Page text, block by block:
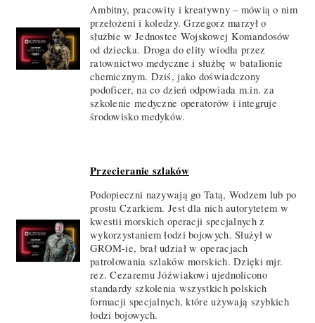
Ambitny, pracowity i kreatywny – mówią o nim
przełożeni i koledzy. Grzegorz marzył o
służbie w Jednostce Wojskowej Komandosów
od dziecka. Droga do elity wiodła przez
ratownictwo medyczne i służbę w batalionie
chemicznym. Dziś, jako doświadczony
podoficer, na co dzień odpowiada m.in. za
szkolenie medyczne operatorów i integruje
środowisko medyków.
Przecieranie szlaków
Podopieczni nazywają go Tatą, Wodzem lub po
prostu Czarkiem. Jest dla nich autorytetem w
kwestii morskich operacji specjalnych z
wykorzystaniem łodzi bojowych. Służył w
GROM-ie, brał udział w operacjach
patrolowania szlaków morskich. Dzięki mjr.
rez. Cezaremu Jóźwiakowi ujednolicono
standardy szkolenia wszystkich polskich
formacji specjalnych, które używają szybkich
łodzi bojowych.